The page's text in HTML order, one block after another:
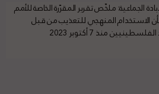
الجماعية: ملخّص تقرير المقرّرة الخاصة للأمم
الاستخدام المنهجي للتعذيب من قبل
منذ 7 أكتوبر 2023